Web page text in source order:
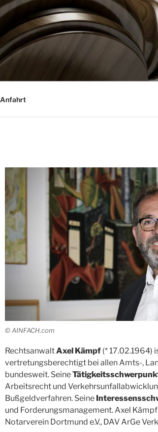
Anfahrt
© AINFACH.com
RechtsanwaltAxel Kämpf(* 17.02.1964)
vertretungsberechtigt bei allen Amts-,
bundesweit. Seine
Arbeitsrecht und
Bußgeldverfahren. Seine
und Forderungsmanagement. Axel
Notarverein Dortmund e.V., DAV ArGe